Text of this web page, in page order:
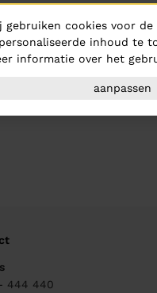
444 440
gebruiken cookies voor de
inhoud te
informatie over het
aanpassen